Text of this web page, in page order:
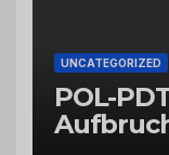
UNCATEGORIZED
POL-